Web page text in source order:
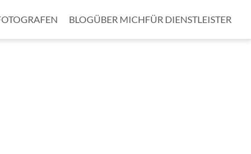
BLOGÜBER MICHFÜR DIENSTLEISTER